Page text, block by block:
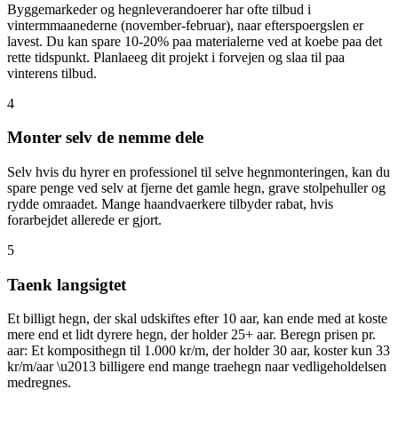
Byggemarkeder og hegnleverandoerer har ofte tilbud i
vintermmaanederne (november-februar), naar efterspoergslen er
lavest. Du kan spare 10-20% paa materialerne ved at koebe paa det
rette tidspunkt. Planlaeeg dit projekt i forvejen og slaa til paa
vinterens tilbud.
4
Monter selv de nemme dele
Selv hvis du hyrer en professionel til selve hegnmonteringen, kan du
spare penge ved selv at fjerne det gamle hegn, grave stolpehuller og
rydde omraadet. Mange haandvaerkere tilbyder rabat, hvis
forarbejdet allerede er gjort.
5
Taenk langsigtet
Et billigt hegn, der skal udskiftes efter 10 aar, kan ende med at koste
mere end et lidt dyrere hegn, der holder 25+ aar. Beregn prisen pr.
aar: Et komposithegn til 1.000 kr/m, der holder 30 aar, koster kun 33
kr/m/aar \u2013 billigere end mange traehegn naar vedligeholdelsen
medregnes.